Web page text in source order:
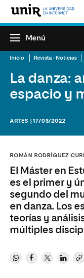
Menú
Inicio Revista - Noticias
La danza:
espacio y
ARTES | 17/03/2022
ROMÁN RODRÍGUEZ
El Máster en
es el primer y
segundo del
en danza. Los
teorías y
múltiples